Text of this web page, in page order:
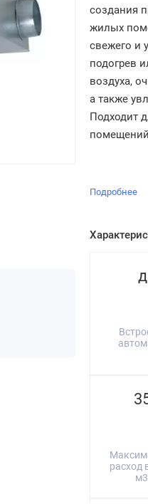
создания
жилых
свежего и
подогрев
воздуха,
а также
Подходит
Подробнее
расход